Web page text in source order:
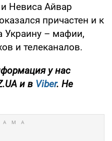
Невиса Айвар
причастен и к
Украину – мафии,
и телеканалов.
у нас
и в Viber. Не